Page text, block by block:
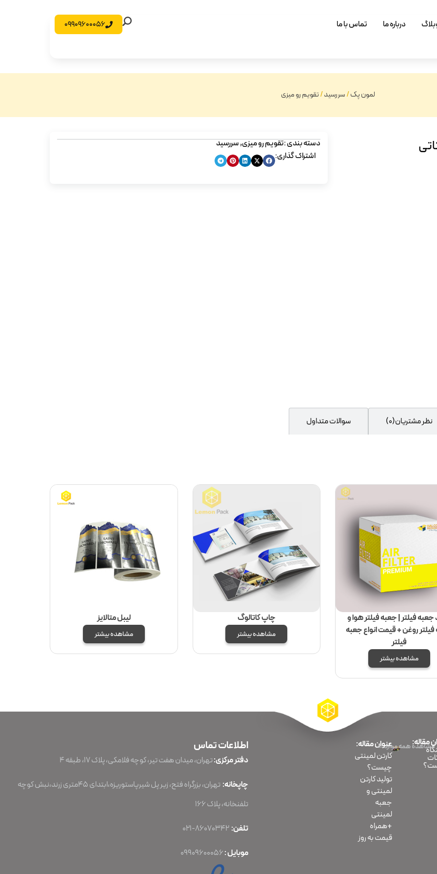
درباره ما تماس با ما 09909600056
لمون پک/سررسید/تقویم رو میزی
دسته بندی :تقویم رو میزی,سررسید
اشتراک گذاری:
نظر مشتریان(0) سوالات متداول
جعبه فیلتر | جعبه فیلتر هوا و
روغن + قیمت انواع جعبه
فیلتر
مشاهده بیشتر
چاپ کاتالوگ
مشاهده بیشتر
لیبل متالایز
مشاهده بیشتر
مشاهده همه موارد
مقاله:
عنوان مقاله:
کارتن لمینتی
چیست؟
تولید کارتن
لمینتی و
جعبه
لمینتی
+همراه
قیمت به روز
اطلاعات تماس
دفتر مرکزی:تهران، میدان هفت تیر، کوچه فلامکی، پلاک ۱۷، طبقه ۴
چاپخانه:
تهران، بزرگراه فتح، زیر پل شیرپاستوریزه،ابتدای 45متری زرند،نبش کوچه
تلفنخانه، پلاک 166
تلفن: 86070342-021
موبایل :09909600056